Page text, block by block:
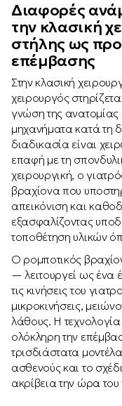
Διαφορές
την κλασική
στήλης ως
επέμβασης
Στην κλασική
χειρουργός
γνώση της ανατομίας
μηχανήματα κατά τη
διαδικασία είναι
επαφή με τη
χειρουργική, ο
βραχίονα που
απεικόνιση και
εξασφαλίζοντας
τοποθέτηση υλικών
Ο ρομποτικός
— λειτουργεί ως ένα
τις κινήσεις του
μικροκινήσεις,
λάθους. Η τεχνολογία
ολόκληρη την
τρισδιάστατα
ασθενούς και το
ακρίβεια την ώρα του